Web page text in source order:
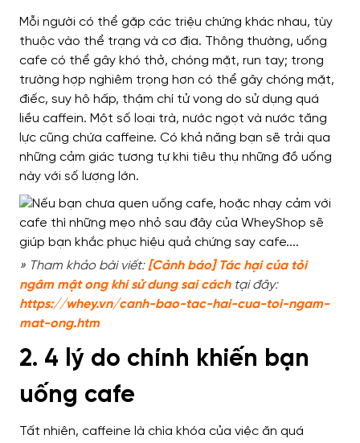
Mỗi người có thể gặp các triệu chứng khác nhau, tùy
thuộc vào thể trạng và cơ địa. Thông thường, uống
cafe có thể gây khó thở, chóng mặt, run tay; trong
trường hợp nghiêm trọng hơn có thể gây chóng mặt,
điếc, suy hô hấp, thậm chí tử vong do sử dụng quá
liều caffein. Một số loại trà, nước ngọt và nước tăng
lực cũng chứa caffeine. Có khả năng bạn sẽ trải qua
những cảm giác tương tự khi tiêu thụ những đồ uống
này với số lượng lớn.
» Tham khảo bài viết:[Cảnh báo] Tác hại của tỏi
ngâm mật ong khi sử dung sai cáchtại đây:
https://whey.vn/canh-bao-tac-hai-cua-toi-ngam-
mat-ong.htm
2. 4 lý do chính khiến bạn
uống cafe
Tất nhiên, caffeine là chìa khóa của việc ăn quá